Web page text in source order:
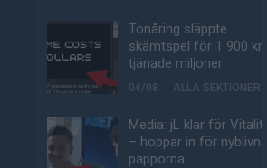
Tonåring släppte
skämtspel för 1 900 kr –
tjänade miljoner
04/08 ALLA SEKTIONER
Media: jL klar för Vitality
– hoppar in för nyblivna
papporna